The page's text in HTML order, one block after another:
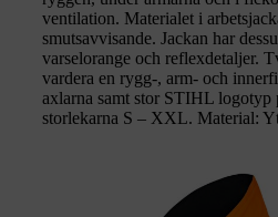
ventilation. Materialet i
smutsavvisande. Jackan har
varselorange och reflexdetaljer.
vardera en rygg-, arm- och
axlarna samt stor STIHL logotyp
storlekarna S – XXL. Material: